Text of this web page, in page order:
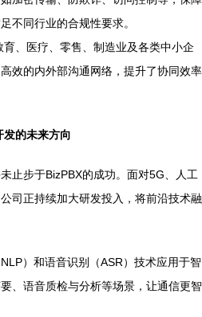
不同行业的合规性要求。
、医疗、零售、制造业及各类中小企
效的内外部沟通网络，提升了协同效率
发的未来方向
止步于BizPBX的成功。面对5G、人工
司正持续加大研发投入，将前沿技术融
）和语音识别（ASR）技术应用于智
、语音质检与分析等场景，让通信更智